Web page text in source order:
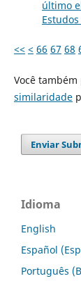
último
<< < 66 67 68
Você também
similaridade
Enviar
Idioma
English
Español
Português